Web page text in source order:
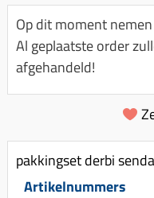
Spanningsregelaar
Toerenbegrenzer
Remlichtschakelaar
Luchtfilter (delen)
Luchtfilter deksel
Motor blokken
Membraan (delen)
Pakking (sets)
Vlotterbak
Km teller kabel
Kickstart deksel
Kickstart ronsel
Schokbrekers
Spiegels
Kinderzitje (scooter)
Olie-
Oppakbeugel
Scooterhoezen
Scooter Kleding
Op dit moment
Al geplaatste order
afgehandeld!
pakkingset derbi
Artikelnummers